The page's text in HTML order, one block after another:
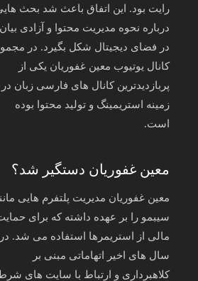
رایت بود. این اتفاق باعث شد بحث‌ هایی
درباره نحوه مدیریت محتوا و آزادی بیان
در فضای دیجیتال شکل بگیرد. در مجموع
کانال یوتیوب معین غفوریان یکی از
پربازدیدترین کانال‌ های فارسی‌ زبان در
زمینه استریمینگ و تولید محتوا بوده
است.
معین غفوریان دستگیر شد؟
معین غفوریان مدیریت پلتفرم‌ هایی مانند
سیبمو را بر عهده داشته که برای حمایت
مالی از استریمرها استفاده می‌ شد. در
سال‌ های اخیر اتهاماتی مبنی بر
کلاهبرداری و ارتباط با سایت‌ های شرط‌